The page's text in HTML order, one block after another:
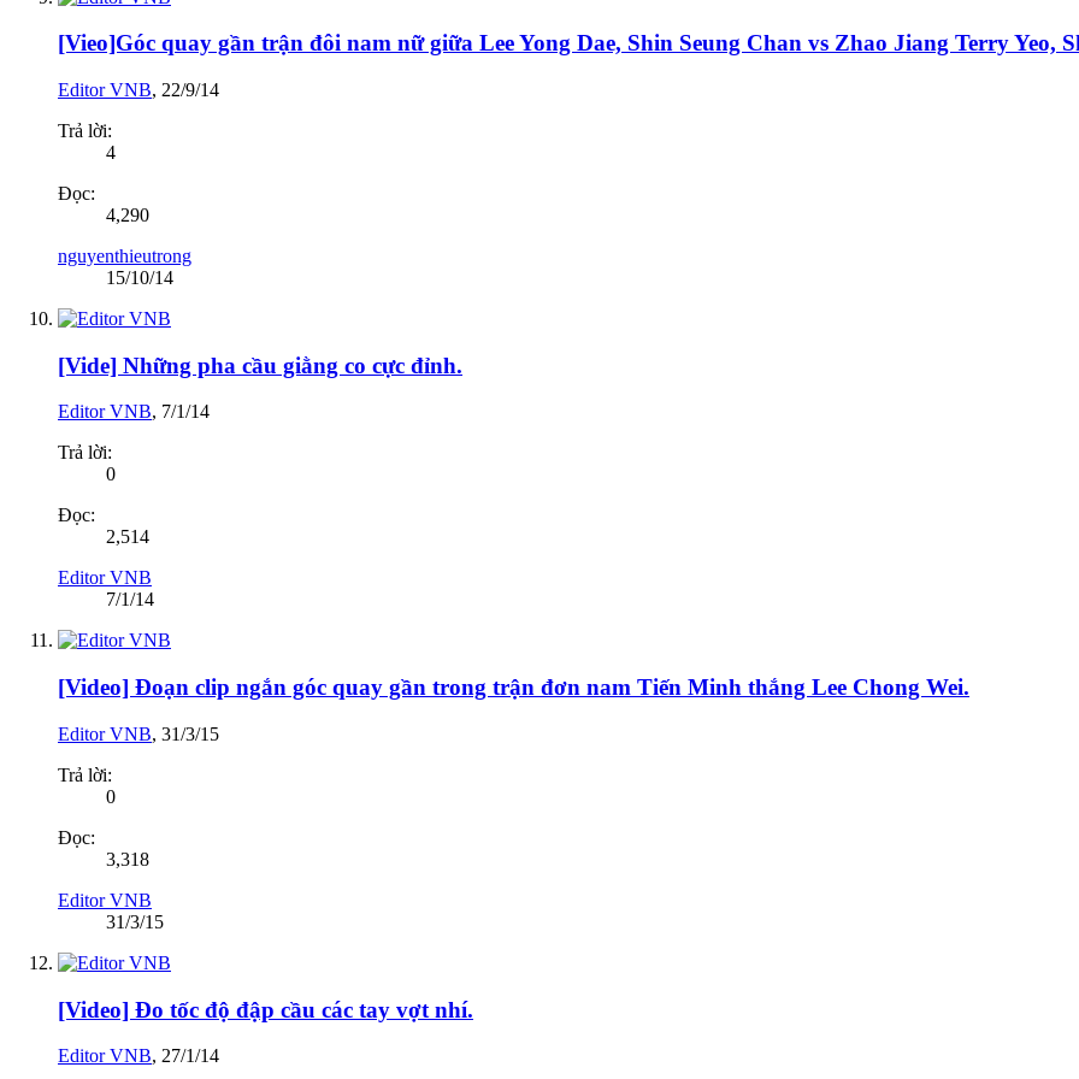
[Vieo]Góc quay gần trận đôi nam nữ giữa Lee Yong Dae, Shin Seung Chan vs Zhao Jiang Terry Yeo,
Editor VNB, 22/9/14
Trả lời:
4
Đọc:
4,290
nguyenthieutrong
15/10/14
[Vide] Những pha cầu giằng co cực đỉnh.
Editor VNB, 7/1/14
Trả lời:
0
Đọc:
2,514
Editor VNB
7/1/14
[Video] Đoạn clip ngắn góc quay gần trong trận đơn nam Tiến Minh thắng Lee Chong Wei.
Editor VNB, 31/3/15
Trả lời:
0
Đọc:
3,318
Editor VNB
31/3/15
[Video] Đo tốc độ đập cầu các tay vợt nhí.
Editor VNB, 27/1/14